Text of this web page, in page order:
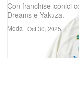
Moda
Con franchise iconici
Dreams e Yakuza.
Oct 30, 2025